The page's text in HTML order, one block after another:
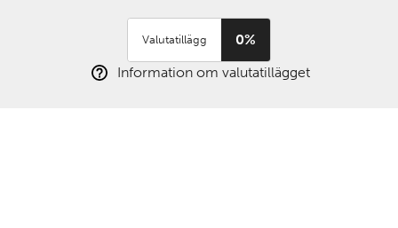
Valutatillägg
0%
Information om valutatillägget